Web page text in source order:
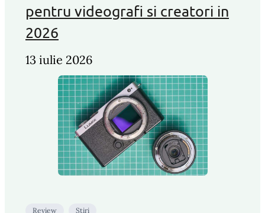
pentru videografi si creatori in
2026
13 iulie 2026
Review Stiri